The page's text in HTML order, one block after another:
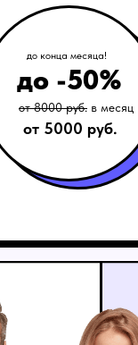
от 8000 руб. в месяц
до -50%
до конца месяца!
от 5000 руб.